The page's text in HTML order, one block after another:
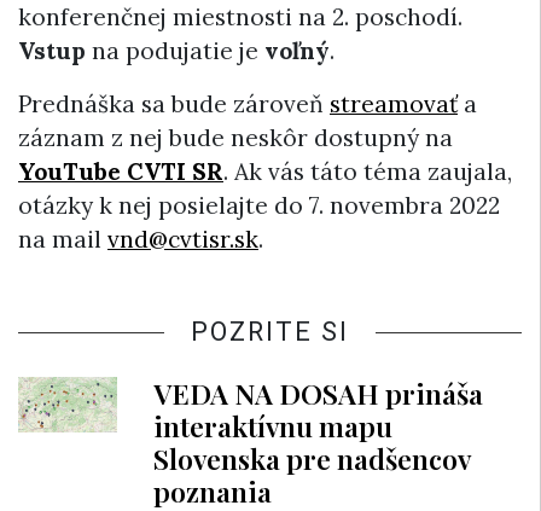
konferenčnej miestnosti na 2. poschodí.
Vstup na podujatie je voľný.
Prednáška sa bude zároveň streamovaťa
záznam z nej bude neskôr dostupný na
YouTube CVTI SR. Ak vás táto téma zaujala,
otázky k nej posielajte do 7. novembra 2022
na mail vnd@cvtisr.sk.
POZRITE SI
VEDA NA DOSAH prináša
interaktívnu mapu
Slovenska pre nadšencov
poznania